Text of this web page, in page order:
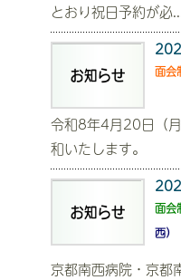
とおり祝日予約が必
面会
令和8年4月20日（
和いたします。
面会
西）
京都南西病院・京都